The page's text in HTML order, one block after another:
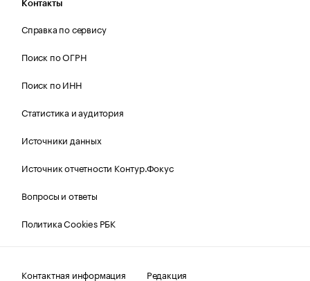
Контакты
Справка по сервису
Поиск по ОГРН
Поиск по ИНН
Статистика и аудитория
Источники данных
Источник отчетности Контур.Фокус
Вопросы и ответы
Политика Cookies РБК
Контактная информация Редакция